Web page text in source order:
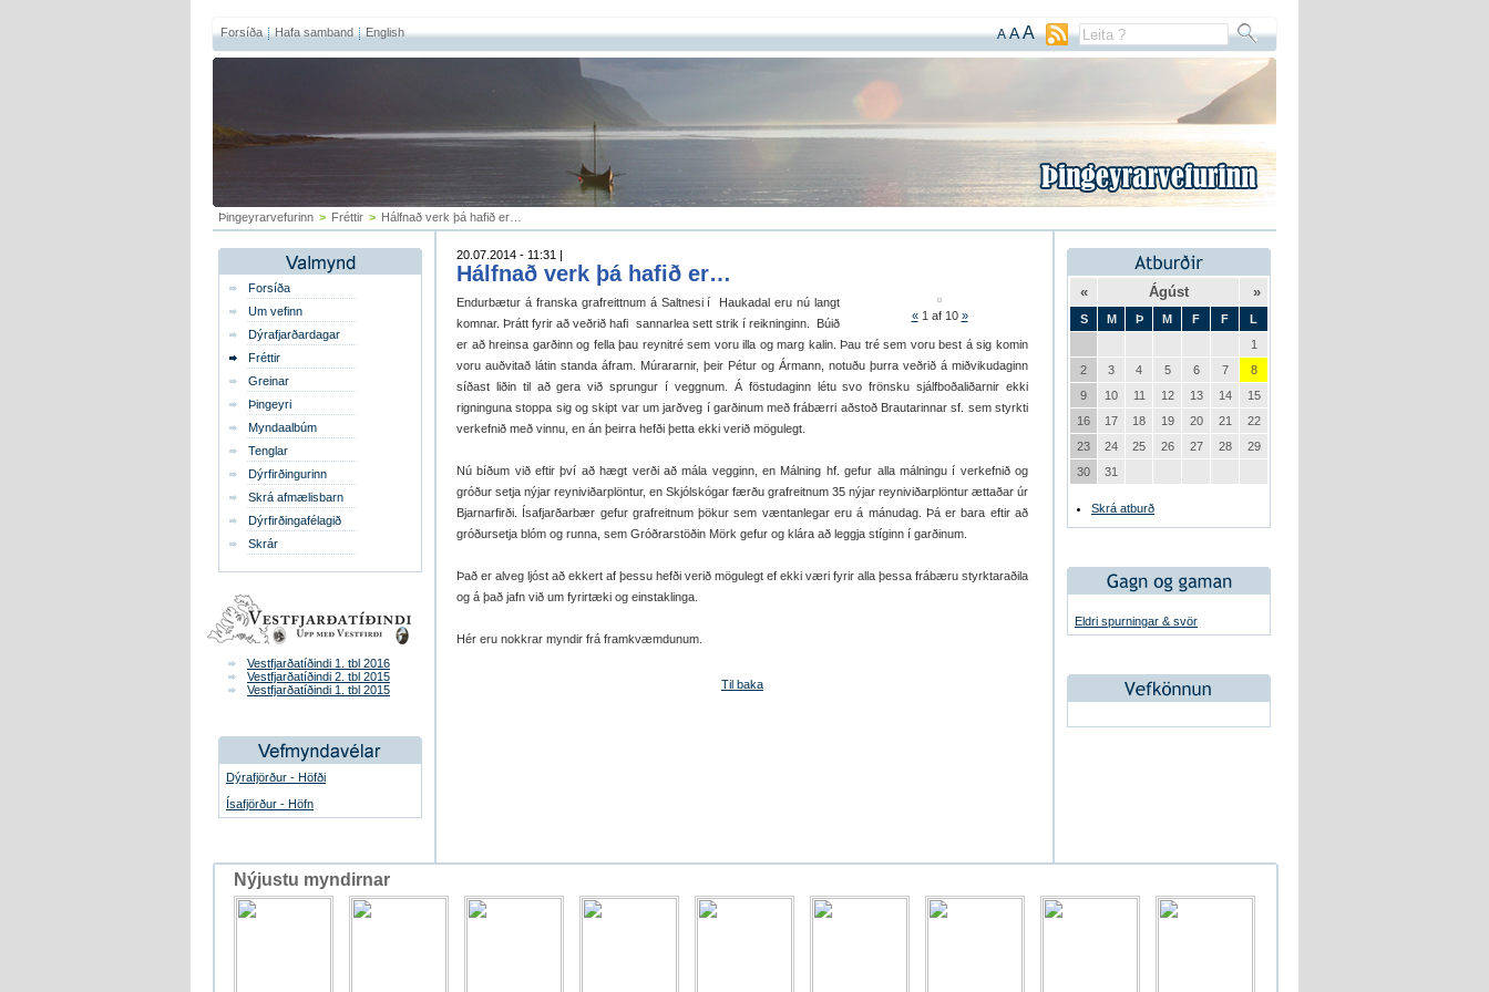
Forsíða Hafa samband English A AA
Þingeyrarvefurinn > Fréttir > Hálfnað verk þá hafið er…
Forsíða
Um vefinn
Dýrafjarðardagar
Fréttir
Greinar
Þingeyri
Myndaalbúm
Tenglar
Dýrfirðingurinn
Skrá afmælisbarn
Dýrfirðingafélagið
Skrár
Vestfjarðatíðindi 1. tbl 2016
Vestfjarðatíðindi 2. tbl 2015
Vestfjarðatíðindi 1. tbl 2015
Dýrafjörður - Höfði
Ísafjörður - Höfn
20.07.2014 - 11:31 |
Hálfnað verk þá hafið er…
« 1 af 10 »
Endurbætur á franska grafreittnum á Saltnesi í Haukadal eru nú langt
komnar. Þrátt fyrir að veðrið hafi sannarlea sett strik í reikninginn. Búið
er að hreinsa garðinn og fella þau reynitré sem voru illa og marg kalin. Þau tré sem voru best á sig komin
voru auðvitað látin standa áfram. Múrararnir, þeir Pétur og Ármann, notuðu þurra veðrið á miðvikudaginn
síðast liðin til að gera við sprungur í veggnum. Á föstudaginn létu svo frönsku sjálfboðaliðarnir ekki
rigninguna stoppa sig og skipt var um jarðveg í garðinum með frábærri aðstoð Brautarinnar sf. sem styrkti
verkefnið með vinnu, en án þeirra hefði þetta ekki verið mögulegt.
Nú bíðum við eftir því að hægt verði að mála vegginn, en Málning hf. gefur alla málningu í verkefnið og
gróður setja nýjar reyniviðarplöntur, en Skjólskógar færðu grafreitnum 35 nýjar reyniviðarplöntur ættaðar úr
Bjarnarfirði. Ísafjarðarbær gefur grafreitnum þökur sem væntanlegar eru á mánudag. Þá er bara eftir að
gróðursetja blóm og runna, sem Gróðrarstöðin Mörk gefur og klára að leggja stíginn í garðinum.
Það er alveg ljóst að ekkert af þessu hefði verið mögulegt ef ekki væri fyrir alla þessa frábæru styrktaraðila
og á það jafn við um fyrirtæki og einstaklinga.
Hér eru nokkrar myndir frá framkvæmdunum.
Til baka
« Ágúst »
S M Þ M F F
L
1
2
3 4 5 6 7
8
9
10 11 12 13 14
15
16
17 18 19 20 21
22
23
24 25 26 27 28
29
30
31
Skrá atburð
Eldri spurningar & svör
Nýjustu myndirnar